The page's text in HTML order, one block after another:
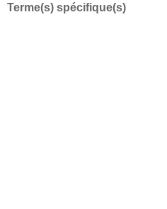
Terme(s) spécifique(s)